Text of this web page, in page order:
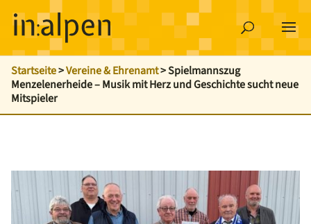
Startseite>Vereine & Ehrenamt>Spielmannszug
Menzelenerheide – Musik mit Herz und Geschichte sucht neue
Mitspieler